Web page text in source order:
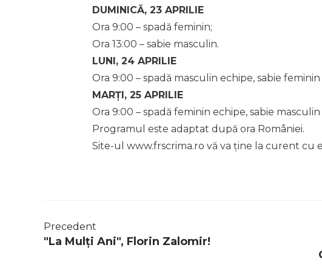
DUMINICĂ, 23 APRILIE
Ora 9:00 – spadă feminin;
Ora 13:00 – sabie masculin.
LUNI, 24 APRILIE
Ora 9:00 – spadă masculin echipe, sabie
MARȚI, 25 APRILIE
Ora 9:00 – spadă feminin echipe, sabie
Programul este adaptat după ora României.
Site-ul www.frscrima.ro vă va ține la curent cu
Precedent
"La Mulți Ani", Florin Zalomir!